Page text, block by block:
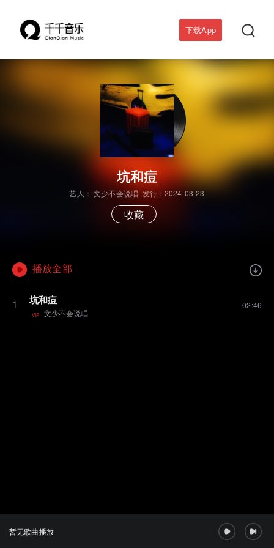
下载App 
坑和痘
艺人：文少不会说唱 发行：2024-03-23
收藏
播放全部
1 坑和痘
VIP 文少不会说唱
02:46
暂无歌曲播放